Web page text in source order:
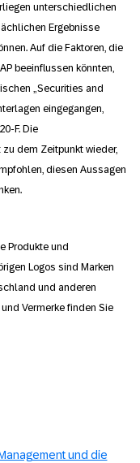
unterschiedlichen
Ergebnisse
Auf die Faktoren, die
beeinflussen könnten,
„Securities and
eingegangen,
F. Die
dem Zeitpunkt wieder,
diesen Aussagen
Produkte und
Logos sind Marken
und anderen
Vermerke finden Sie
und die